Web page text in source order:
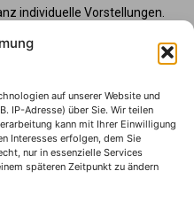
auf unserer Website und
IP-Adresse) über Sie. Wir teilen
kann mit Ihrer Einwilligung
Interesses erfolgen, dem Sie
nur in essenzielle Services
späteren Zeitpunkt zu ändern
individuelle Vorstellungen.
für Sie. Die vier
plus und premium
gibt.